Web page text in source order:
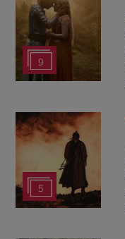
9
5